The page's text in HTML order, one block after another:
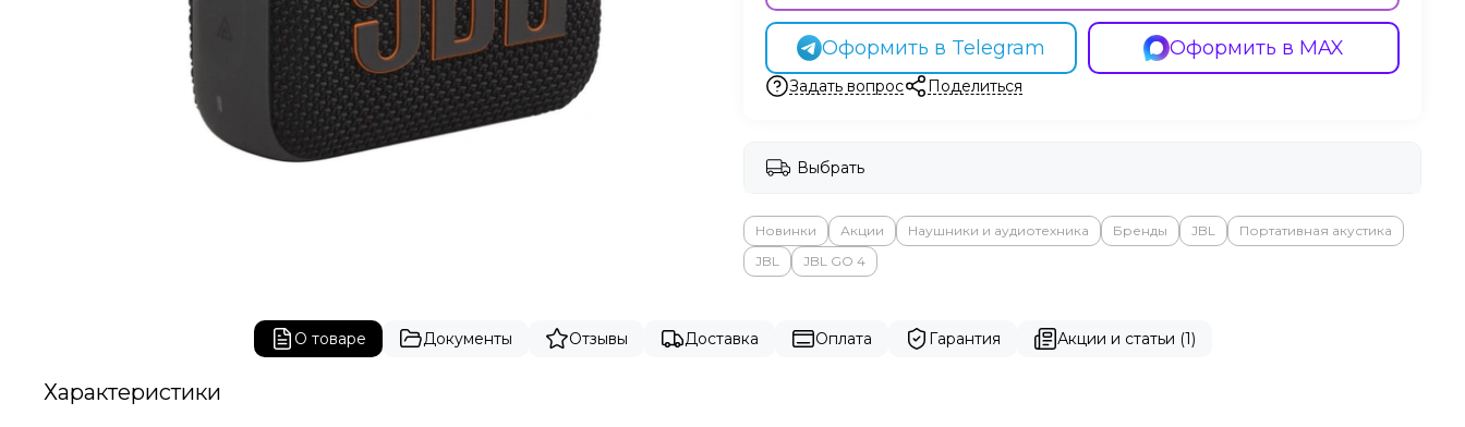
Оформить в Telegram Оформить в MAX
Задать вопрос Поделиться
Выбрать
Новинки Акции Наушники и аудиотехника Бренды JBL
Портативная акустика
JBL
JBL GO 4
О товаре Документы Отзывы Доставка Оплата Гарантия Акции и статьи (1)
Характеристики